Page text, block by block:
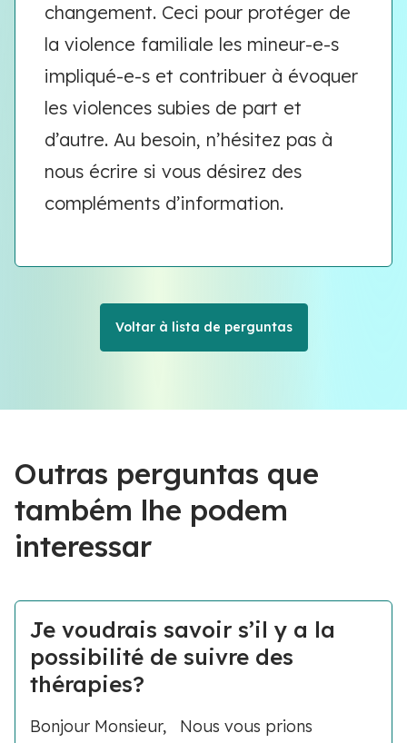
changement. Ceci pour protéger de
la violence familiale les mineur-e-s
impliqué-e-s et contribuer à évoquer
les violences subies de part et
d’autre. Au besoin, n’hésitez pas à
nous écrire si vous désirez des
compléments d’information.
Voltar à lista de perguntas
Outras perguntas que
também lhe podem
interessar
Je voudrais savoir s’il y a la
possibilité de suivre des
thérapies?
Bonjour Monsieur, Nous vous prions